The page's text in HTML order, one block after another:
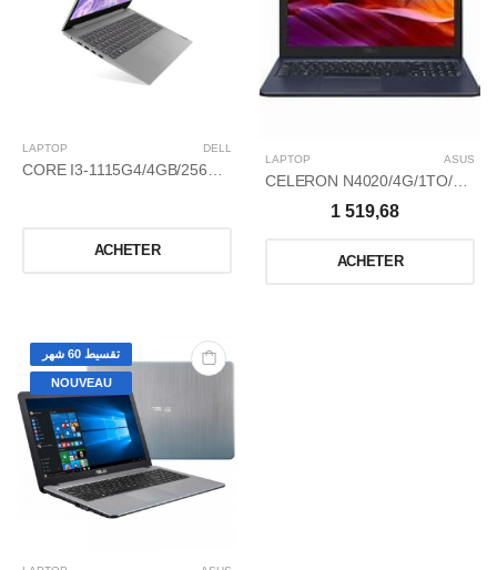
LAPTOP DELL
ACHETER
LAPTOP ASUS
1 519,68
ACHETER
تقسيط 60 شهر
NOUVEAU